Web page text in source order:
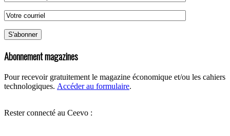
Abonnement magazines
Pour recevoir gratuitement le magazine économique et/ou les cahiers
technologiques. Accéder au formulaire.
Rester connecté au Ceevo :